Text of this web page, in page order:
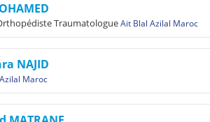
TraumatologueAit Blal Azilal Maroc
NAJID
Azilal Maroc